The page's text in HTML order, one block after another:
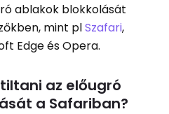
ablakok blokkolását
mint plSzafari,
Edge és Opera.
az előugró
a Safariban?